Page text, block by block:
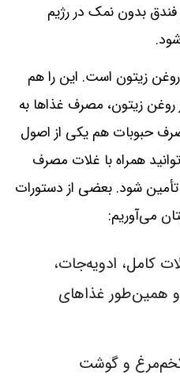
فندق بدون نمک در رژیم
روغن زیتون است. این را هم
روغن زیتون، مصرف غذاها به
حبوبات هم یکی از اصول
همراه با غلات مصرف
تأمین شود. بعضی از دستورات
می‌آوریم:
کامل، ادویه‌جات،
و همین‌طور غذاهای
و گوشت